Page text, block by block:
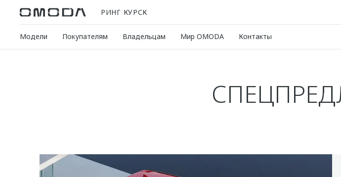
РИНГ КУРСК
Модели Покупателям Владельцам Мир OMODA Контакты